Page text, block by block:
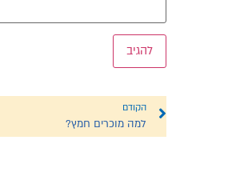
הקודם
למה מוכרים חמץ?